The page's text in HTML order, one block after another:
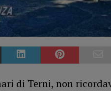
di Terni, non